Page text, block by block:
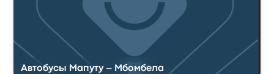
Автобусы Мапуту – Мбомбела